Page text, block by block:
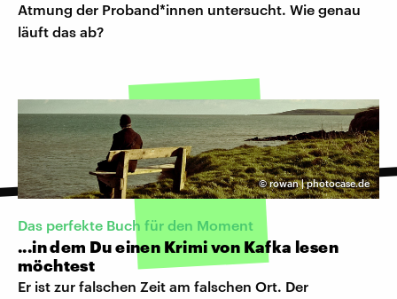
Atmung der Proband*innen untersucht. Wie genau
läuft das ab?
©rowan | photocase.de
Das perfekte Buch für den Moment
...in dem Du einen Krimi von Kafka lesen
möchtest
Er ist zur falschen Zeit am falschen Ort. Der